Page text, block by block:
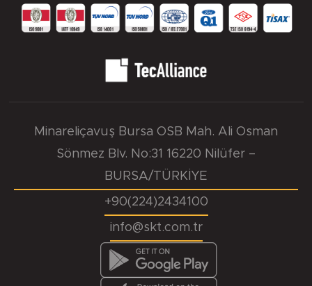
Minareliçavuş Bursa OSB Mah. Ali Osman
Sönmez Blv. No:31 16220 Nilüfer –
BURSA/TÜRKİYE
+90(224)2434100
info@skt.com.tr